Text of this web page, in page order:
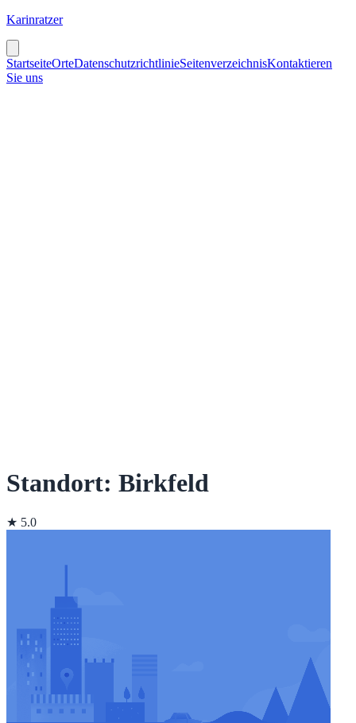
Karinratzer
StartseiteOrteDatenschutzrichtlinieSeitenverzeichnisKontaktieren
Sie uns
Standort: Birkfeld
★ 5.0